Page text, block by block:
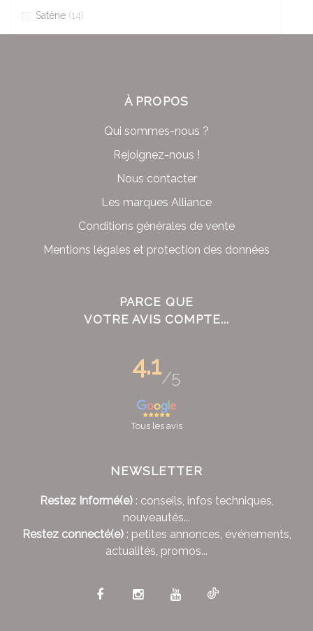
Satène (14)
À PROPOS
Qui sommes-nous ?
Rejoignez-nous !
Nous contacter
Les marques Alliance
Conditions générales de vente
Mentions légales et protection des données
PARCE QUE
VOTRE AVIS COMPTE...
4.1/5
Tous les avis
NEWSLETTER
Restez Informé(e): conseils, infos techniques,
nouveautés...
Restez connecté(e): petites annonces, événements,
actualités, promos...